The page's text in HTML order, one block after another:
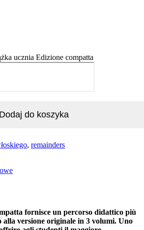
ucznia Edizione compatta
Dodaj do koszyka
,remainders
fornisce un percorso didattico più
alla versione originale in 3 volumi. Uno